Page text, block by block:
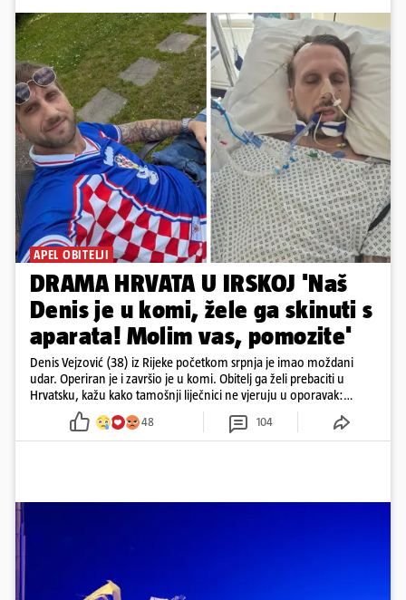
APEL OBITELJI
DRAMA HRVATA U IRSKOJ 'Naš
Denis je u komi, žele ga skinuti s
aparata! Molim vas, pomozite'
Denis Vejzović (38) iz Rijeke početkom srpnja je imao moždani
udar. Operiran je i završio je u komi. Obitelj ga želi prebaciti u
Hrvatsku, kažu kako tamošnji liječnici ne vjeruju u oporavak:
'Imamo 72 sata'
48 104